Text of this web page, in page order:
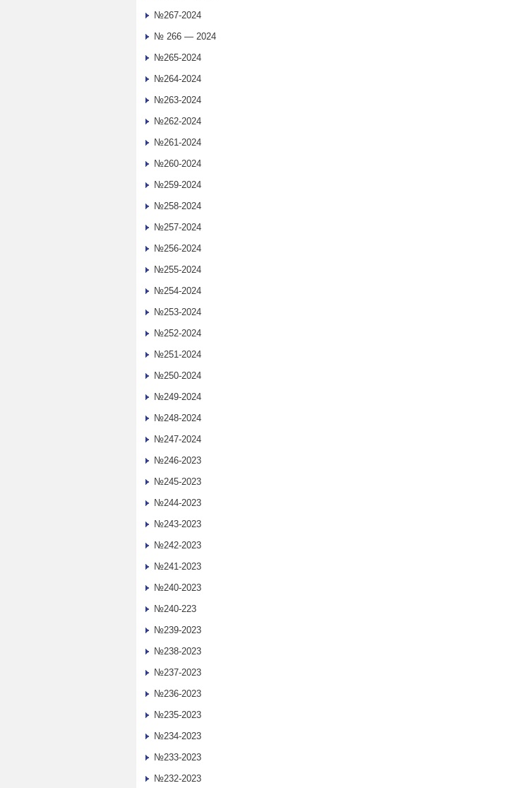
№267-2024
№ 266 — 2024
№265-2024
№264-2024
№263-2024
№262-2024
№261-2024
№260-2024
№259-2024
№258-2024
№257-2024
№256-2024
№255-2024
№254-2024
№253-2024
№252-2024
№251-2024
№250-2024
№249-2024
№248-2024
№247-2024
№246-2023
№245-2023
№244-2023
№243-2023
№242-2023
№241-2023
№240-2023
№240-223
№239-2023
№238-2023
№237-2023
№236-2023
№235-2023
№234-2023
№233-2023
№232-2023